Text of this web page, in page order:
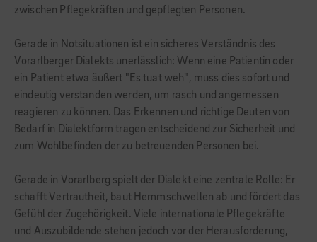
zwischen Pflegekräften und gepflegten Personen.
Gerade in Notsituationen ist ein sicheres Verständnis des
Vorarlberger Dialekts unerlässlich: Wenn eine Patientin oder
ein Patient etwa äußert "Es tuat weh", muss dies sofort und
eindeutig verstanden werden, um rasch und angemessen
reagieren zu können. Das Erkennen und richtige Deuten von
Bedarf in Dialektform tragen entscheidend zur Sicherheit und
zum Wohlbefinden der zu betreuenden Personen bei.
Gerade in Vorarlberg spielt der Dialekt eine zentrale Rolle: Er
schafft Vertrautheit, baut Hemmschwellen ab und fördert das
Gefühl der Zugehörigkeit. Viele internationale Pflegekräfte
und Auszubildende stehen jedoch vor der Herausforderung,